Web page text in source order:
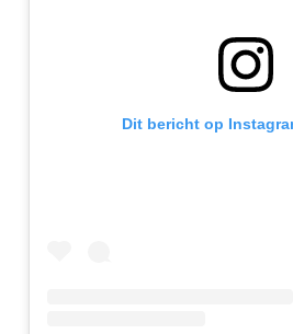
Dit bericht op